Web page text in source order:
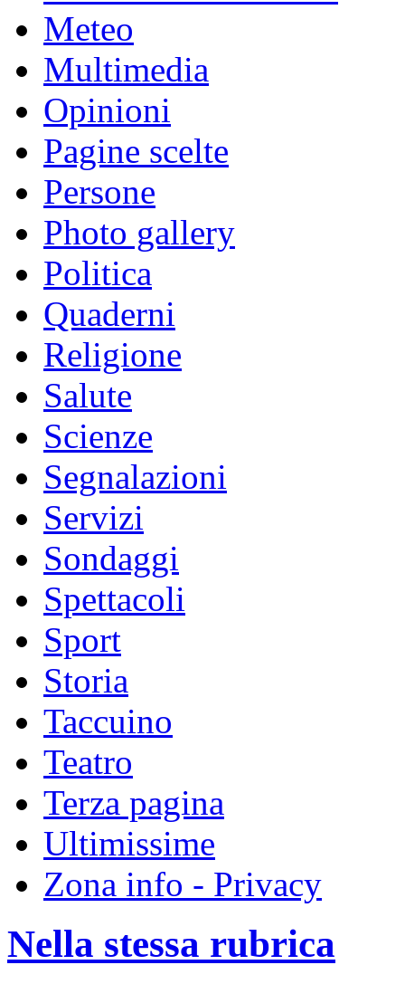
Meteo
Multimedia
Opinioni
Pagine scelte
Persone
Photo gallery
Politica
Quaderni
Religione
Salute
Scienze
Segnalazioni
Servizi
Sondaggi
Spettacoli
Sport
Storia
Taccuino
Teatro
Terza pagina
Ultimissime
Zona info - Privacy
Nella stessa rubrica